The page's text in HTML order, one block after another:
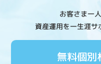
お客さま一
資産運用を一生涯サ
無料個別